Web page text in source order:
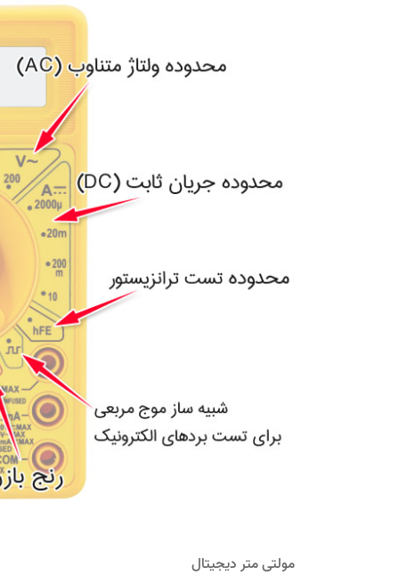
مولتی متر دیجیتال